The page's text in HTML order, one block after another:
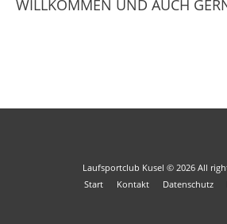
WILLKOMMEN UND AUCH
Laufsportclub Kusel © 2026 All
Start
Kontakt Datenschutz